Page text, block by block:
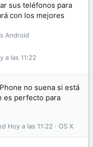
sus teléfonos para
con los mejores
Android
a las 11:22
no suena si está
es perfecto para
OS X
Hoy a las 11:22